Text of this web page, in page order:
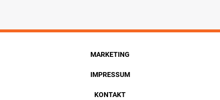
MARKETING
IMPRESSUM
KONTAKT